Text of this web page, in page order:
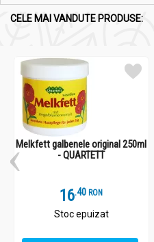
CELE MAI VANDUTE PRODUSE:
Melkfett galbenele original 250ml
- QUARTETT
16.4 RON
Stoc epuizat